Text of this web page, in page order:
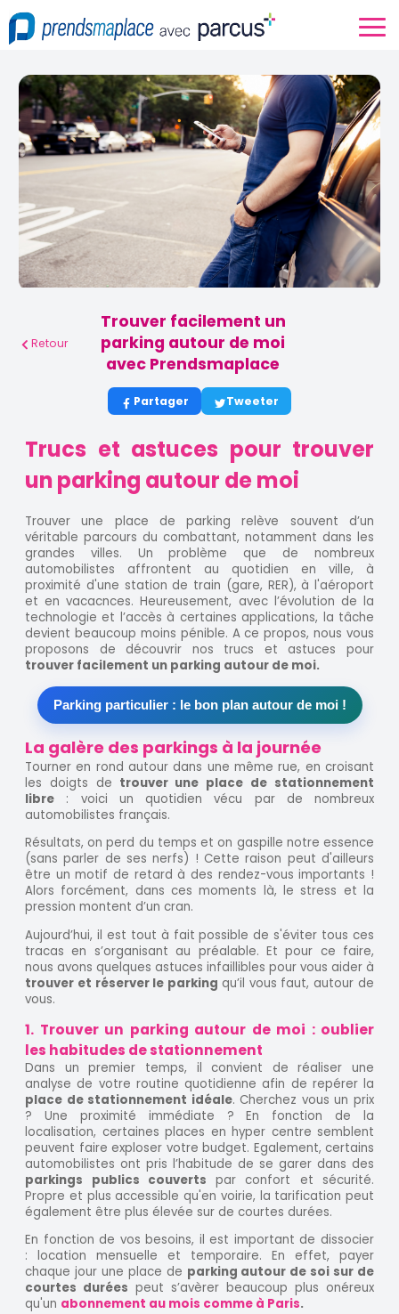
Retour
Trouver facilement un
parking autour de moi
avec Prendsmaplace
Partager Tweeter
Trucs et astuces pour trouver
un parking autour de moi
Trouver une place de parking relève souvent d’un
véritable parcours du combattant, notamment dans les
grandes villes. Un problème que de nombreux
automobilistes affrontent au quotidien en ville, à
proximité d'une station de train (gare, RER), à l'aéroport
et en vacacnces. Heureusement, avec l’évolution de la
technologie et l’accès à certaines applications, la tâche
devient beaucoup moins pénible. A ce propos, nous vous
proposons de découvrir nos trucs et astuces pour
trouver facilement un parking autour de moi.
Parking particulier : le bon plan autour de moi !
La galère des parkings à la journée
Tourner en rond autour dans une même rue, en croisant
les doigts de trouver une place de stationnement
libre : voici un quotidien vécu par de nombreux
automobilistes français.
Résultats, on perd du temps et on gaspille notre essence
(sans parler de ses nerfs) ! Cette raison peut d'ailleurs
être un motif de retard à des rendez-vous importants !
Alors forcément, dans ces moments là, le stress et la
pression montent d’un cran.
Aujourd’hui, il est tout à fait possible de s'éviter tous ces
tracas en s’organisant au préalable. Et pour ce faire,
nous avons quelques astuces infaillibles pour vous aider à
trouver et réserver le parking qu’il vous faut, autour de
vous.
1. Trouver un parking autour de moi : oublier
les habitudes de stationnement
Dans un premier temps, il convient de réaliser une
analyse de votre routine quotidienne afin de repérer la
place de stationnement idéale. Cherchez vous un prix
? Une proximité immédiate ? En fonction de la
localisation, certaines places en hyper centre semblent
peuvent faire exploser votre budget. Egalement, certains
automobilistes ont pris l’habitude de se garer dans des
parkings publics couverts par confort et sécurité.
Propre et plus accessible qu'en voirie, la tarification peut
également être plus élevée sur de courtes durées.
En fonction de vos besoins, il est important de dissocier
: location mensuelle et temporaire. En effet, payer
chaque jour une place de parking autour de soi sur de
courtes durées peut s’avèrer beaucoup plus onéreux
qu'un abonnement au mois comme à Paris.